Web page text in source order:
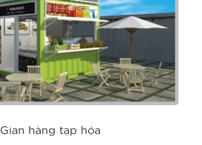
Gian hàng tạp hóa